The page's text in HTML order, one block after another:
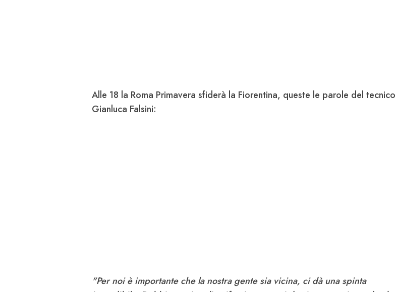
Alle 18 la Roma Primavera sfiderà la Fiorentina, queste le parole del tecnico
Gianluca Falsini:
"Per noi è importante che la nostra gente sia vicina, ci dà una spinta